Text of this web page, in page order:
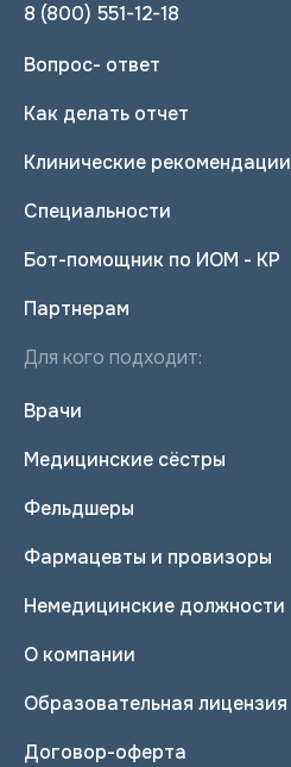
8 (800) 551-12-18
Вопрос- ответ
Как делать отчет
Клинические рекомендации
Специальности
Бот-помощник по ИОМ - КР
Партнерам
Для кого подходит:
Врачи
Медицинские сёстры
Фельдшеры
Фармацевты и провизоры
Немедицинские должности
О компании
Образовательная лицензия
Договор-оферта